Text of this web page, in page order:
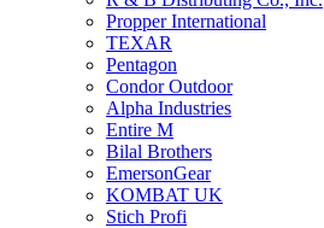
Propper International
TEXAR
Pentagon
Condor Outdoor
Alpha Industries
Entire M
Bilal Brothers
EmersonGear
KOMBAT UK
Stich Profi